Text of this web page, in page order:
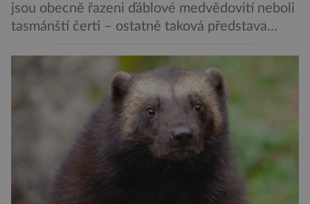
jsou obecně řazeni ďáblové medvědovití neboli
tasmánští čerti – ostatně taková představa
vačnatci, vyskytující se dnes již výhradně na
ostrově Tasmánie, si však takovou nálepku
vůbec nezaslouží. Fakticky se totiž spíše než o
zákeřné a nebezpečné vzteklouny jedná o
plaché živočichy. Velikostně […]